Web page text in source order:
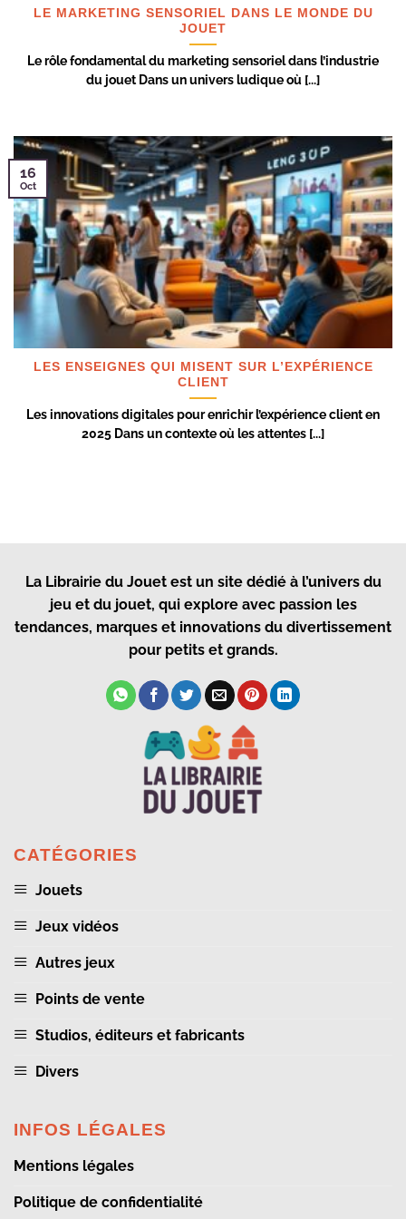
LE MARKETING SENSORIEL DANS LE MONDE DU
JOUET
Le rôle fondamental du marketing sensoriel dans l’industrie
du jouet Dans un univers ludique où [...]
LES ENSEIGNES QUI MISENT SUR L’EXPÉRIENCE
CLIENT
Les innovations digitales pour enrichir l’expérience client en
2025 Dans un contexte où les attentes [...]
16
Oct
La Librairie du Jouetest un site dédié à l’univers du
jeu et du jouet, qui explore avec passion les
tendances, marques et innovations du divertissement
pour petits et grands.
CATÉGORIES
Jouets
Jeux vidéos
Autres jeux
Points de vente
Studios, éditeurs et fabricants
Divers
INFOS LÉGALES
Mentions légales
Politique de confidentialité